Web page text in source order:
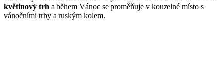
květinový trh a během Vánoc se proměňuje v kouzelné místo s
vánočními trhy a ruským kolem.